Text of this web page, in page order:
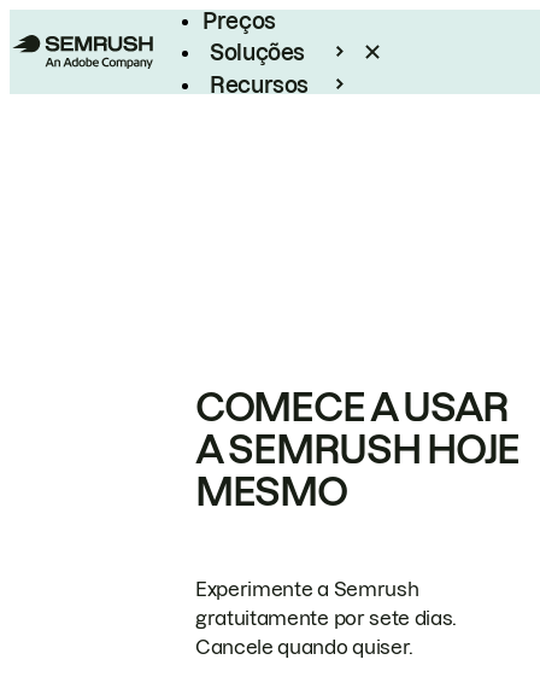
Preços
Soluções
Recursos
COMECE A USAR
A SEMRUSH HOJE
MESMO
Experimente a Semrush
gratuitamente por sete dias.
Cancele quando quiser.